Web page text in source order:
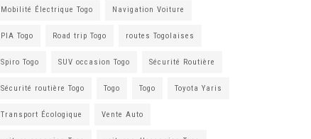
Mobilité Électrique Togo Navigation Voiture
PIA Togo Road trip Togo routes Togolaises
Spiro Togo SUV occasion Togo Sécurité Routière
Sécurité routière Togo Togo Togo Toyota Yaris
Transport Écologique Vente Auto